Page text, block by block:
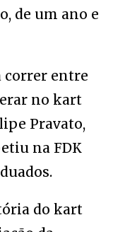
de um ano e
correr entre
no kart
Pravato,
na FDK
do kart